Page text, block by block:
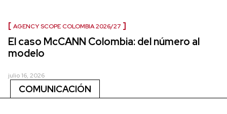
AGENCY SCOPE COLOMBIA 2026/27
El caso McCANN Colombia: del número al
modelo
julio 16, 2026
COMUNICACIÓN